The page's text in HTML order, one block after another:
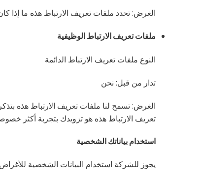
الغرض: تحدد ملفات تعريف الارتباط هذه ما إذا
ملفات تعريف الارتباط الوظيفية
النوع ملفات تعريف الارتباط الدائمة
تدار من قبل: نحن
الغرض: تسمح لنا ملفات تعريف الارتباط هذه
تعريف الارتباط هذه هو تزويدك بتجربة أكثر
استخدام بياناتك الشخصية
يجوز للشركة استخدام البيانات الشخصية للأغراض